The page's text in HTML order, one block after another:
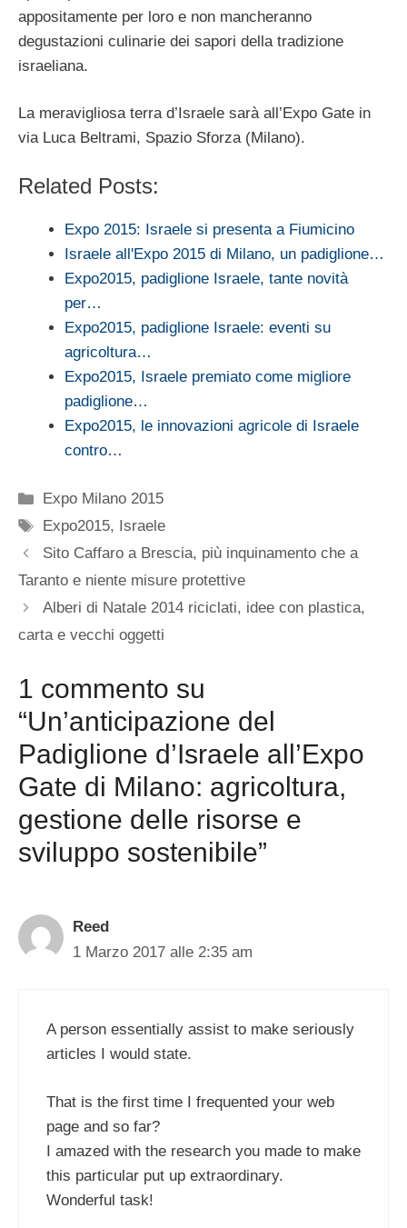
appositamente per loro e non mancheranno
degustazioni culinarie dei sapori della tradizione
israeliana.
La meravigliosa terra d’Israele sarà all’Expo Gate in
via Luca Beltrami, Spazio Sforza (Milano).
Related Posts:
Expo 2015: Israele si presenta a Fiumicino
Israele all'Expo 2015 di Milano, un padiglione…
Expo2015, padiglione Israele, tante novità
per…
Expo2015, padiglione Israele: eventi su
agricoltura…
Expo2015, Israele premiato come migliore
padiglione…
Expo2015, le innovazioni agricole di Israele
contro…
Categorie
Expo Milano 2015
Tag
Expo2015, Israele
Sito Caffaro a Brescia, più inquinamento che a
Taranto e niente misure protettive
Alberi di Natale 2014 riciclati, idee con plastica,
carta e vecchi oggetti
1 commento su
“Un’anticipazione del
Padiglione d’Israele all’Expo
Gate di Milano: agricoltura,
gestione delle risorse e
sviluppo sostenibile”
Reed
1 Marzo 2017 alle 2:35 am
A person essentially assist to make seriously
articles I would state.
That is the first time I frequented your web
page and so far?
I amazed with the research you made to make
this particular put up extraordinary.
Wonderful task!